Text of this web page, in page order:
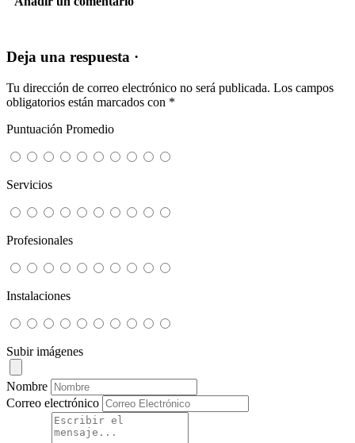
Deja una respuesta ·
Tu dirección de correo electrónico no será publicada. Los campos
obligatorios están marcados con *
Puntuación Promedio
Servicios
Profesionales
Instalaciones
Subir imágenes
Nombre
Correo electrónico